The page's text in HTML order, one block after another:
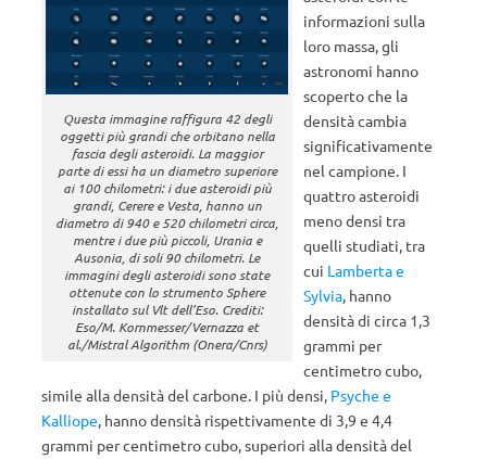
Questa immagine raffigura 42 degli
oggetti più grandi che orbitano nella
fascia degli asteroidi. La maggior
parte di essi ha un diametro superiore
ai 100 chilometri: i due asteroidi più
grandi, Cerere e Vesta, hanno un
diametro di 940 e 520 chilometri circa,
mentre i due più piccoli, Urania e
Ausonia, di soli 90 chilometri. Le
immagini degli asteroidi sono state
ottenute con lo strumento Sphere
installato sul Vlt dell’Eso. Crediti:
Eso/M. Kornmesser/Vernazza et
al./Mistral Algorithm (Onera/Cnrs)
informazioni sulla
loro massa, gli
astronomi hanno
scoperto che la
densità cambia
significativamente
nel campione. I
quattro asteroidi
meno densi tra
quelli studiati, tra
cui Lamberta e
Sylvia, hanno
densità di circa 1,3
grammi per
centimetro cubo,
simile alla densità del carbone. I più densi, Psyche e
Kalliope, hanno densità rispettivamente di 3,9 e 4,4
grammi per centimetro cubo, superiori alla densità del